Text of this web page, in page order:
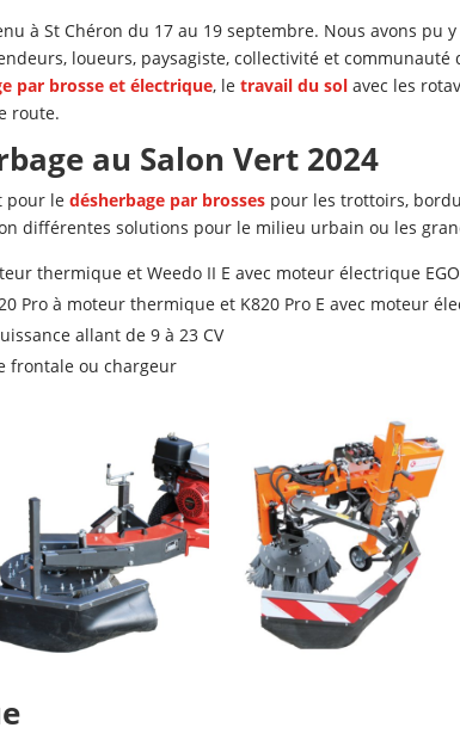
à St Chéron du 17 au 19 septembre. Nous avons
loueurs, paysagiste, collectivité et communauté
par brosse et électrique, letravail du sol avec les
route.
au Salon Vert 2024
pour ledésherbage par brosses pour les trottoirs,
différentes solutions pour le milieu urbain ou les
thermique et Weedo II E avec moteur électrique EGO
Pro à moteur thermique et K820 Pro E avec moteur
allant de 9 à 23 CV
frontale ou chargeur